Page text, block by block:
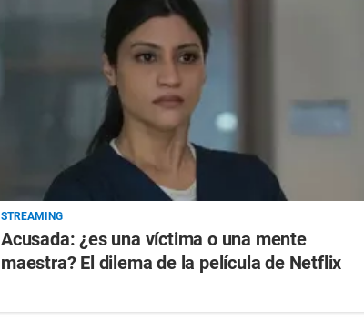
STREAMING
Acusada: ¿es una víctima o una mente
maestra? El dilema de la película de Netflix